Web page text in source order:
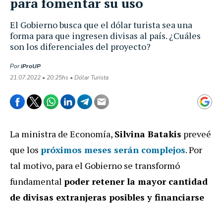
El Gobierno busca que el dólar turista sea una
forma para que ingresen divisas al país. ¿Cuáles
son los diferenciales del proyecto?
PoriProUP
21.07.2022 • 20:25hs • Dólar Turista
La ministra de Economía, Silvina Batakis preveé
que los próximos meses serán complejos. Por
tal motivo, para el Gobierno se transformó
fundamental poder retener la mayor cantidad
de divisas extranjeras posibles y financiarse